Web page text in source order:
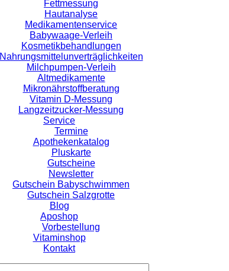
Fettmessung
Hautanalyse
Medikamentenservice
Babywaage-Verleih
Kosmetikbehandlungen
Nahrungsmittelunverträglichkeiten
Milchpumpen-Verleih
Altmedikamente
Mikronährstoffberatung
Vitamin D-Messung
Langzeitzucker-Messung
Service
Termine
Apothekenkatalog
Pluskarte
Gutscheine
Newsletter
Gutschein Babyschwimmen
Gutschein Salzgrotte
Blog
Aposhop
Vorbestellung
Vitaminshop
Kontakt